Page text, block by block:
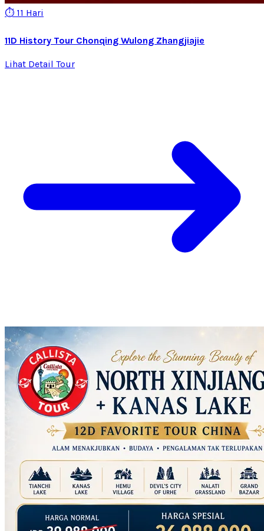
⏱️ 11 Hari
11D History Tour Chonqing Wulong Zhangjiajie
Lihat Detail Tour